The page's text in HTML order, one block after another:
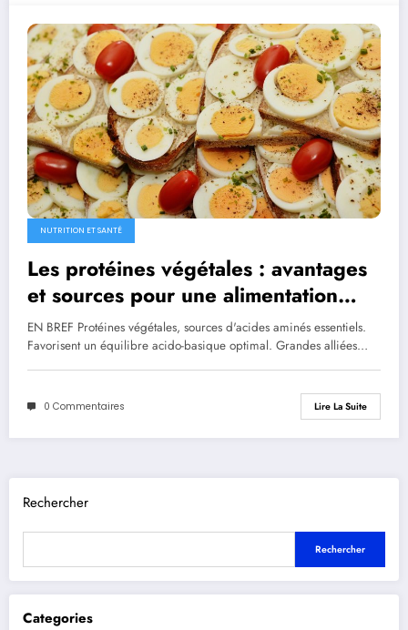
NUTRITION ET SANTÉ
Les protéines végétales : avantages
et sources pour une alimentation
équilibrée
EN BREF Protéines végétales, sources d'acides aminés essentiels.
Favorisent un équilibre acido-basique optimal. Grandes alliées…
0 Commentaires Lire La Suite
Rechercher
Rechercher
Categories